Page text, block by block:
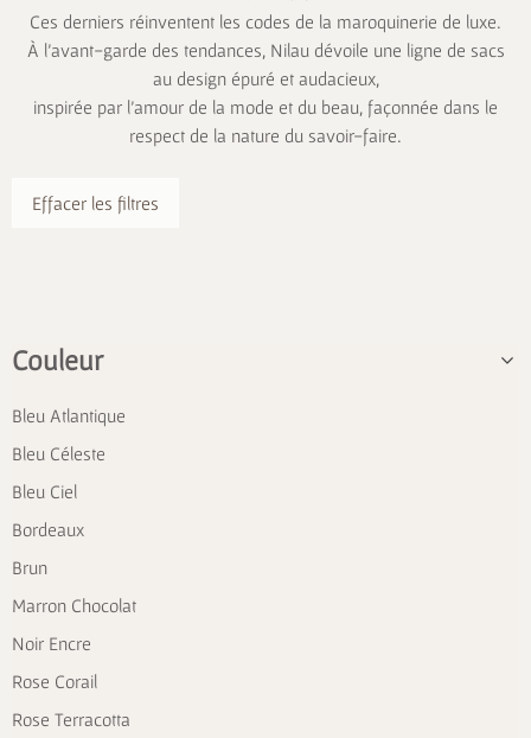
Ces derniers réinventent les codes de la maroquinerie de luxe.
À l’avant-garde des tendances, Nilau dévoile une ligne de sacs
au design épuré et audacieux,
inspirée par l’amour de la mode et du beau, façonnée dans le
respect de la nature du savoir-faire.
Effacer les filtres
Couleur
Bleu Atlantique
Bleu Céleste
Bleu Ciel
Bordeaux
Brun
Marron Chocolat
Noir Encre
Rose Corail
Rose Terracotta